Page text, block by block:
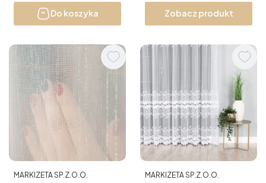
Do koszyka Zobacz produkt
PRODUCENT
MARKIZETA SP.Z.O.O. PRODUCENT
MARKIZETA SP.Z.O.O.